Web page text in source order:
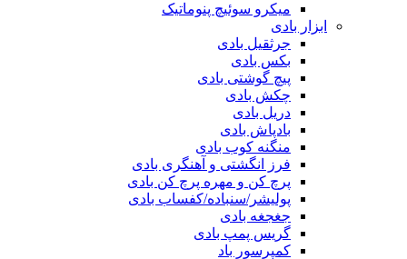
میکرو سوئیچ پنوماتیک
ابزار بادی
جرثقیل بادی
بکس بادی
پیچ گوشتی بادی
چکش بادی
دریل بادی
بادپاش بادی
منگنه کوب بادی
فرز انگشتی و آهنگری بادی
پرچ کن و مهره پرچ کن بادی
پولیشر/سنباده/کفساب بادی
جغجغه بادی
گریس پمپ بادی
کمپرسور باد